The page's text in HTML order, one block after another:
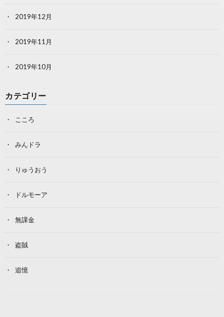
2019年12月
2019年11月
2019年10月
カテゴリー
こころ
みんドラ
りゅうおう
ドルモーア
無課金
盗賊
追憶